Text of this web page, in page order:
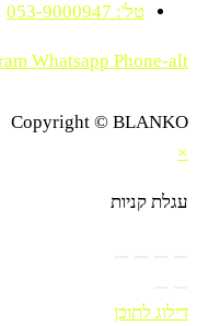
טל': 053-9000947
Whatsapp Phone-alt
Copyright © BLANKO
×
עגלת קניות
דילוג לתוכן